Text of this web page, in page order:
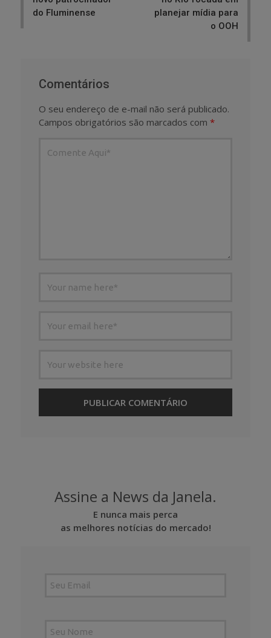
do Fluminense
planejar mídia para
o OOH
Comentários
O seu endereço de e-mail não será publicado.
Campos obrigatórios são marcados com *
Assine a News da Janela.
E nunca mais perca
as melhores notícias do mercado!